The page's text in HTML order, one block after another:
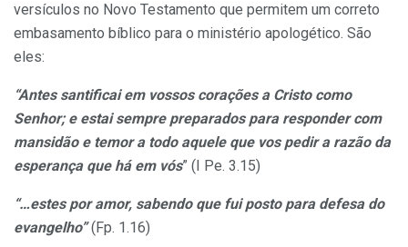
versículos no Novo Testamento que permitem um correto
embasamento bíblico para o ministério apologético. São
eles:
“Antes santificai em vossos corações a Cristo como
Senhor; e estai sempre preparados para responder com
mansidão e temor a todo aquele que vos pedir a razão da
esperança que há em vós” (I Pe. 3.15)
“…estes por amor, sabendo que fui posto para defesa do
evangelho”(Fp. 1.16)